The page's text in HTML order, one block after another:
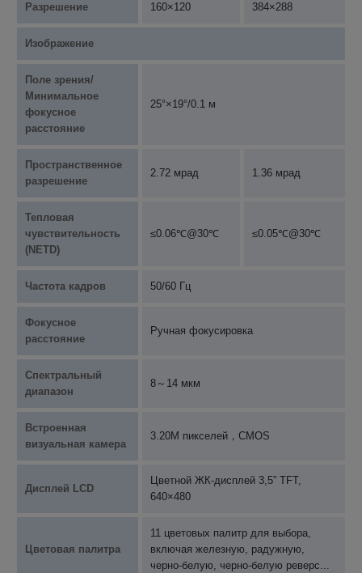
Разрешение 160×120 384×288
Изображение
Поле зрения/
Минимальное
фокусное
расстояние
25°×19°/0.1 м
Пространственное
разрешение
2.72 мрад 1.36 мрад
Тепловая
чувствительность
(NETD)
≤0.06℃@30℃ ≤0.05℃@30℃
Частота кадров 50/60 Гц
Фокусное
расстояние
Ручная фокусировка
Спектральный
диапазон
8～14 мкм
Встроенная
визуальная камера
3.20M пикселей，CMOS
Дисплей LCD
Цветной ЖК-дисплей 3,5” TFT,
640×480
Цветовая палитра
11 цветовых палитр для выбора,
включая железную, радужную,
черно-белую, черно-белую реверс...